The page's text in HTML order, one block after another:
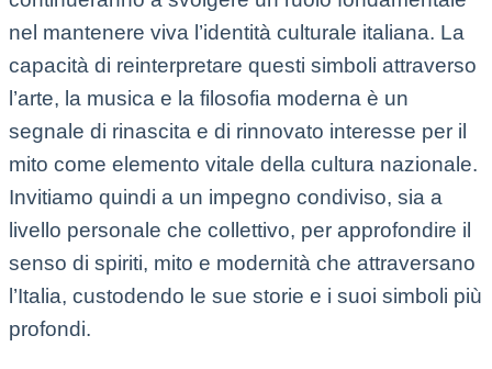
nel mantenere viva l’identità culturale italiana. La
capacità di reinterpretare questi simboli attraverso
l’arte, la musica e la filosofia moderna è un
segnale di rinascita e di rinnovato interesse per il
mito come elemento vitale della cultura nazionale.
Invitiamo quindi a un impegno condiviso, sia a
livello personale che collettivo, per approfondire il
senso di spiriti, mito e modernità che attraversano
l’Italia, custodendo le sue storie e i suoi simboli più
profondi.